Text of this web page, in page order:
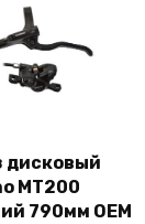
В корзину
дисковый
MT200
790мм OEM